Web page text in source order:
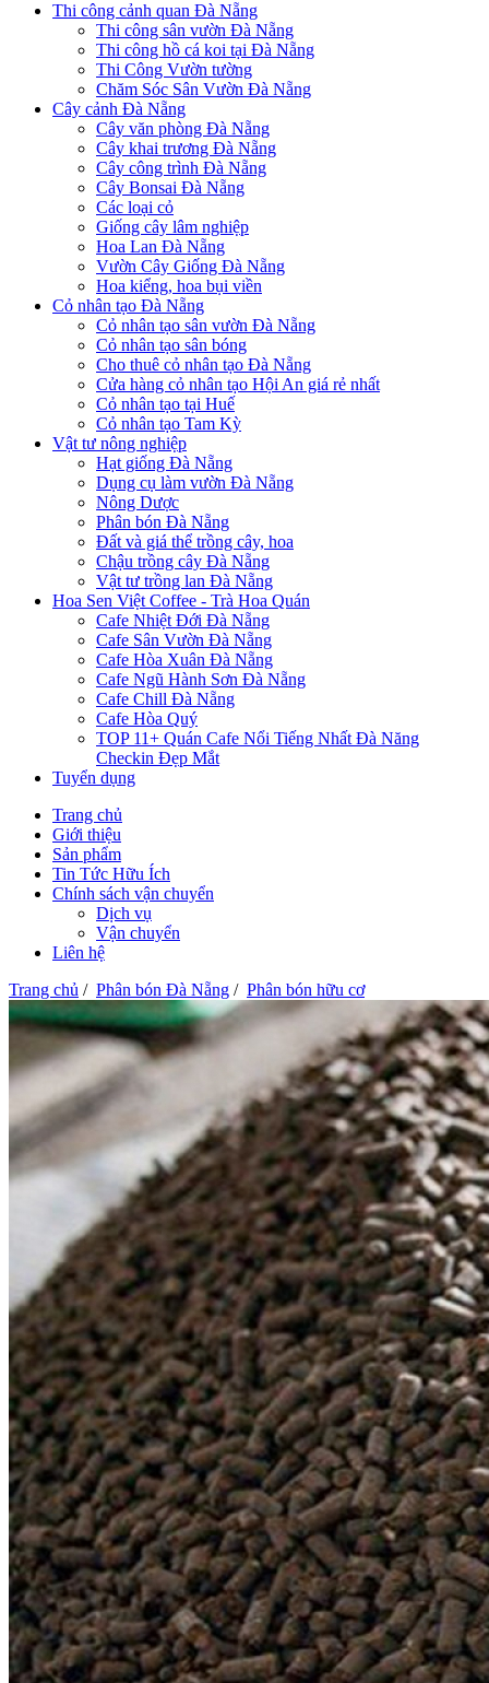
Thi công cảnh quan Đà Nẵng
Thi công sân vườn Đà Nẵng
Thi công hồ cá koi tại Đà Nẵng
Thi Công Vườn tường
Chăm Sóc Sân Vườn Đà Nẵng
Cây cảnh Đà Nẵng
Cây văn phòng Đà Nẵng
Cây khai trương Đà Nẵng
Cây công trình Đà Nẵng
Cây Bonsai Đà Nẵng
Các loại cỏ
Giống cây lâm nghiệp
Hoa Lan Đà Nẵng
Vườn Cây Giống Đà Nẵng
Hoa kiểng, hoa bụi viền
Cỏ nhân tạo Đà Nẵng
Cỏ nhân tạo sân vườn Đà Nẵng
Cỏ nhân tạo sân bóng
Cho thuê cỏ nhân tạo Đà Nẵng
Cửa hàng cỏ nhân tạo Hội An giá rẻ nhất
Cỏ nhân tạo tại Huế
Cỏ nhân tạo Tam Kỳ
Vật tư nông nghiệp
Hạt giống Đà Nẵng
Dụng cụ làm vườn Đà Nẵng
Nông Dược
Phân bón Đà Nẵng
Đất và giá thể trồng cây, hoa
Chậu trồng cây Đà Nẵng
Vật tư trồng lan Đà Nẵng
Hoa Sen Việt Coffee - Trà Hoa Quán
Cafe Nhiệt Đới Đà Nẵng
Cafe Sân Vườn Đà Nẵng
Cafe Hòa Xuân Đà Nẵng
Cafe Ngũ Hành Sơn Đà Nẵng
Cafe Chill Đà Nẵng
Cafe Hòa Quý
TOP 11+ Quán Cafe Nổi Tiếng Nhất Đà Năng
Checkin Đẹp Mắt
Tuyển dụng
Trang chủ
Giới thiệu
Sản phẩm
Tin Tức Hữu Ích
Chính sách vận chuyển
Dịch vụ
Vận chuyển
Liên hệ
Trang chủ / Phân bón Đà Nẵng / Phân bón hữu cơ